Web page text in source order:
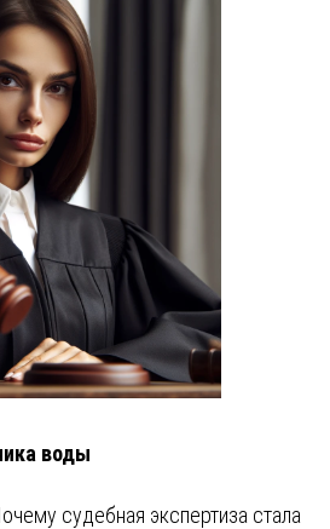
воды
судебная экспертиза стала